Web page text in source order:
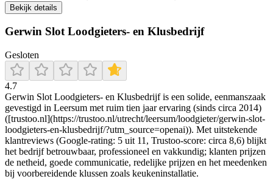
Bekijk details
Gerwin Slot Loodgieters- en Klusbedrijf
Gesloten
4.7
Gerwin Slot Loodgieters‑ en Klusbedrijf is een solide, eenmanszaak
gevestigd in Leersum met ruim tien jaar ervaring (sinds circa 2014)
([trustoo.nl](https://trustoo.nl/utrecht/leersum/loodgieter/gerwin-slot-
loodgieters-en-klusbedrijf/?utm_source=openai)). Met uitstekende
klantreviews (Google-rating: 5 uit 11, Trustoo-score: circa 8,6) blijkt
het bedrijf betrouwbaar, professioneel en vakkundig; klanten prijzen
de netheid, goede communicatie, redelijke prijzen en het meedenken
bij voorbereidende klussen zoals keukeninstallatie.